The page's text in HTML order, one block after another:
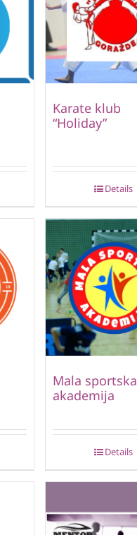
Karate klub
“Holiday”
Details
Mala sportska
akademija
Details